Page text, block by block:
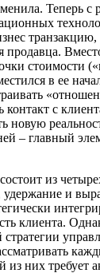
Теперь с
транзакцию,
продавца.
стоимости
в ее
с
новую
– главный
из
удержание и
клиента.
них требует